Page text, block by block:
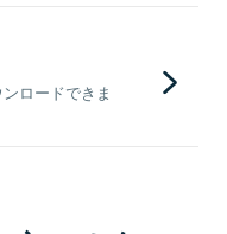
ロードできま